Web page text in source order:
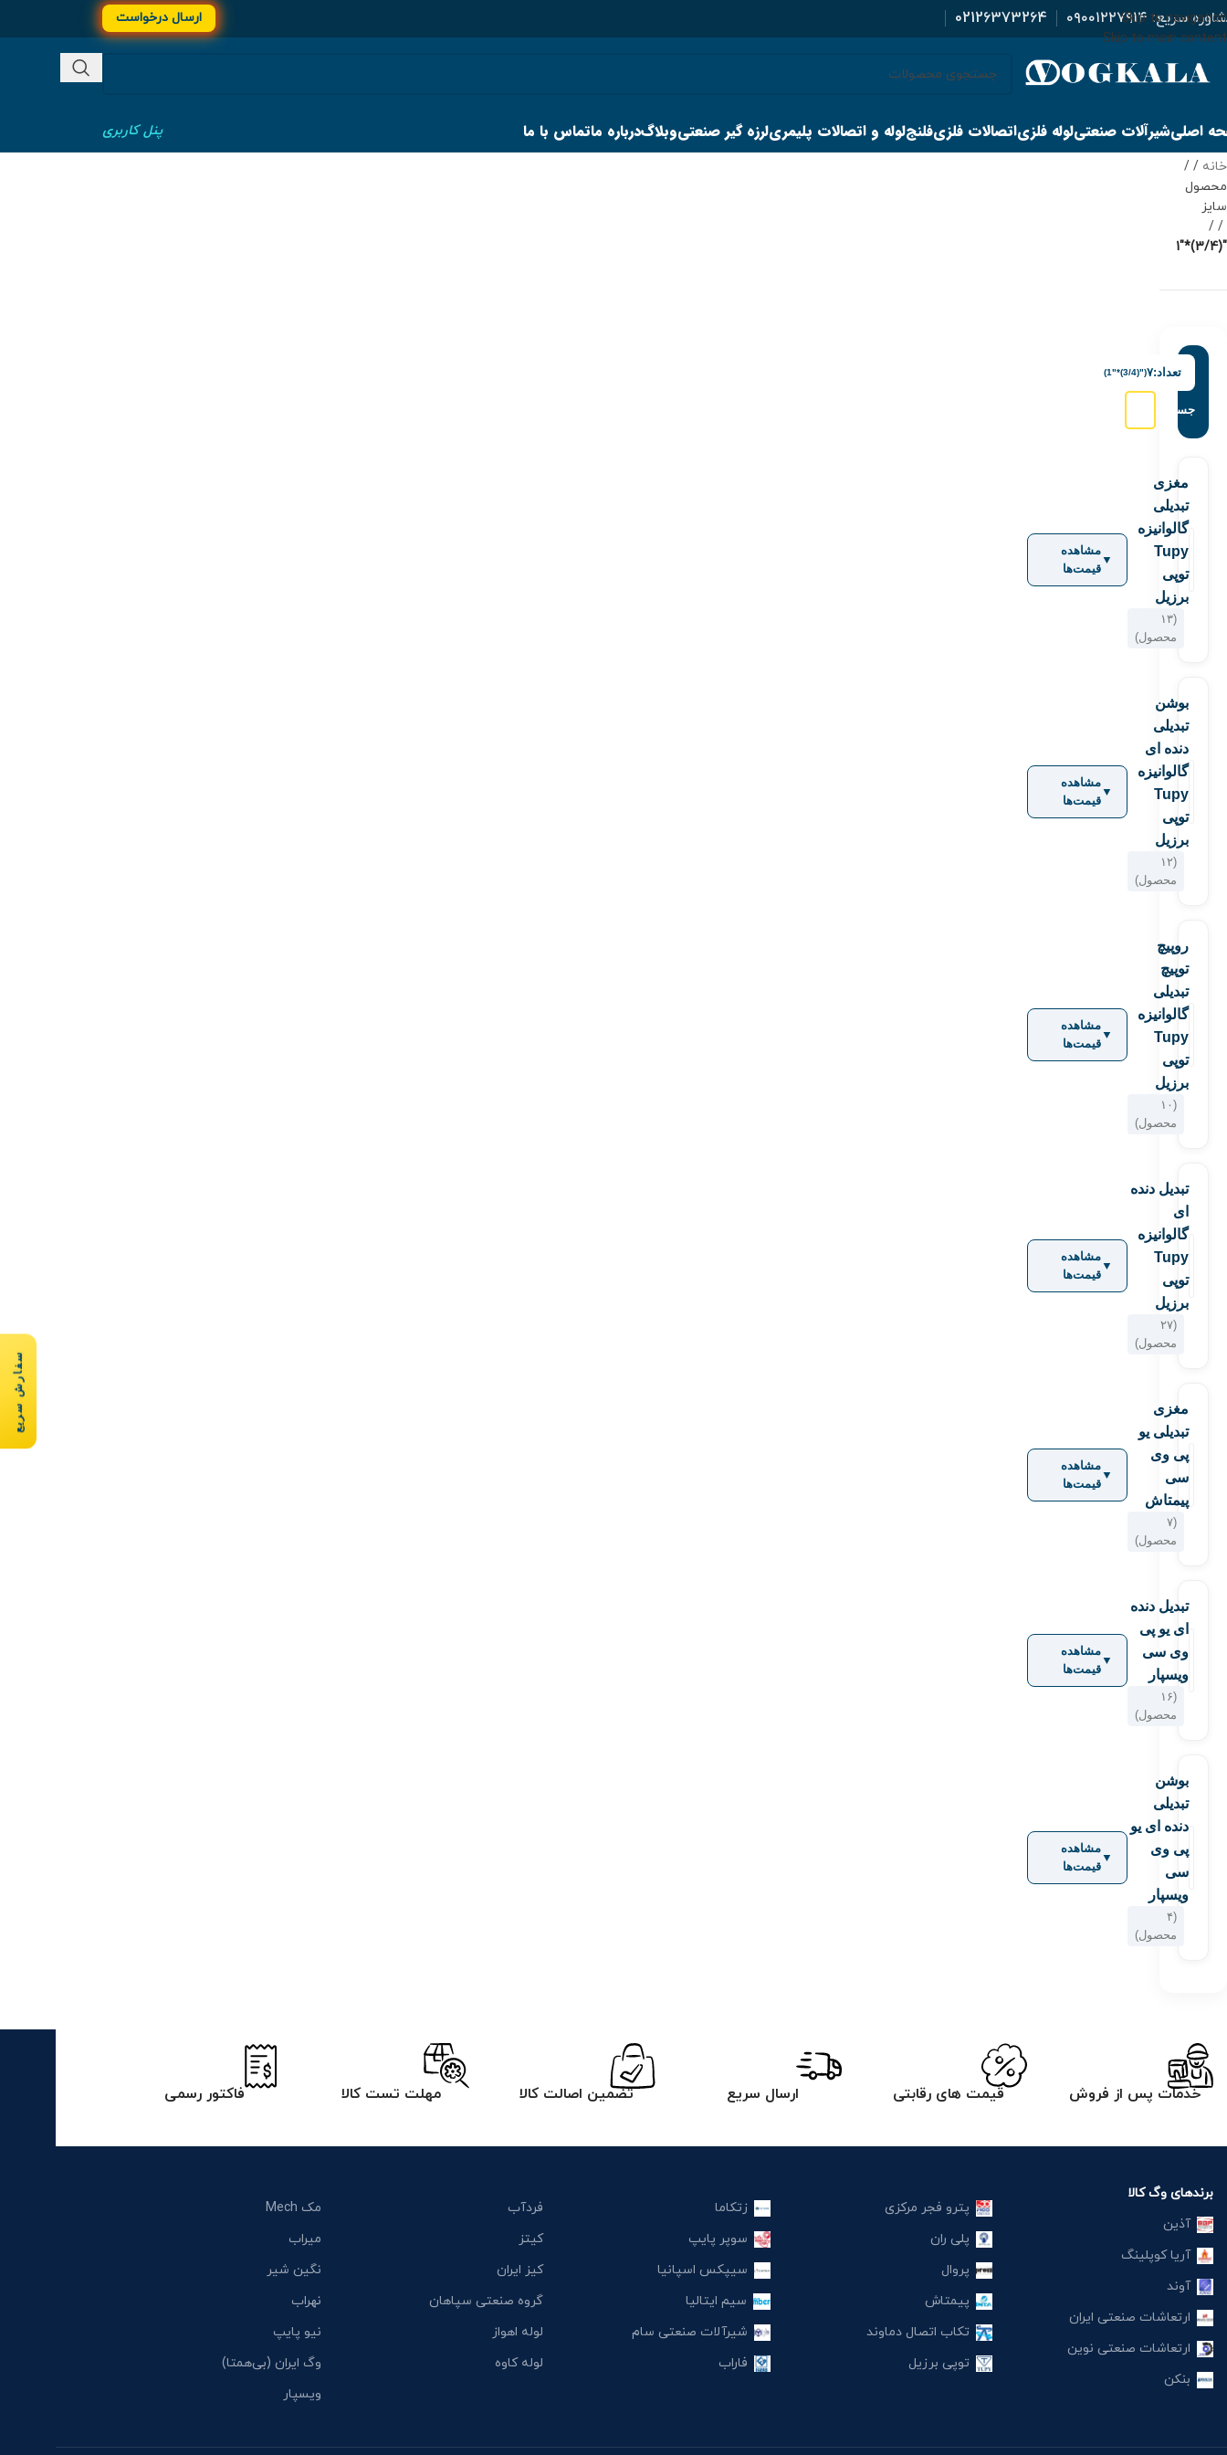
Skip to navigation
Skip to main content
سریع:۰۹۰۰۱۲۲۷۹۱۴ 02126373264 ارسال درخواست
اصلیشیرآلات صنعتیلوله فلزیاتصالات فلزیفلنجلوله و اتصالات پلیمریلرزه گیر صنعتیوبلاگدرباره ماتماس با ما پنل کاربری
خانه /
محصول
سایز
/
"(3/4)*"1
تعداد:۷("(3/4)*"1)
جستجو:
مغزی
تبدیلی
گالوانیزه
Tupy
توپی
برزیل
(۱۳
محصول)
▼
مشاهده
قیمت‌ها
بوشن
تبدیلی
دنده ای
گالوانیزه
Tupy
توپی
برزیل
(۱۲
محصول)
▼
مشاهده
قیمت‌ها
روپیچ
توپیچ
تبدیلی
گالوانیزه
Tupy
توپی
برزیل
(۱۰
محصول)
▼
مشاهده
قیمت‌ها
تبدیل دنده
ای
گالوانیزه
Tupy
توپی
برزیل
(۲۷
محصول)
▼
مشاهده
قیمت‌ها
مغزی
تبدیلی یو
پی وی
سی
پیمتاش
(۷
محصول)
▼
مشاهده
قیمت‌ها
تبدیل دنده
ای یو پی
وی سی
ویسپار
(۱۶
محصول)
▼
مشاهده
قیمت‌ها
بوشن
تبدیلی
دنده ای یو
پی وی
سی
ویسپار
(۴
محصول)
▼
مشاهده
قیمت‌ها
خدمات پس از فروش قیمت های رقابتی ارسال سریع تضمین اصالت کالا مهلت تست کالا فاکتور رسمی
برندهای وگ کالا
آذین
آریا کوپلینگ
آوند
ارتعاشات صنعتی ایران
ارتعاشات صنعتی نوین
بنکن
پترو فجر مرکزی
پلی ران
پروال
پیمتاش
تکاب اتصال دماوند
توپی برزیل
زتکاما
سوپر پایپ
سیپکس اسپانیا
سیم ایتالیا
شیرآلات صنعتی سام
فاراب
فردآب
کیتز
کیز ایران
گروه صنعتی سپاهان
لوله اهواز
لوله کاوه
مک Mech
میراب
نگین شیر
نهراب
نیو پایپ
وگ ایران (بی‌همتا)
ویسپار
سفارش سریع